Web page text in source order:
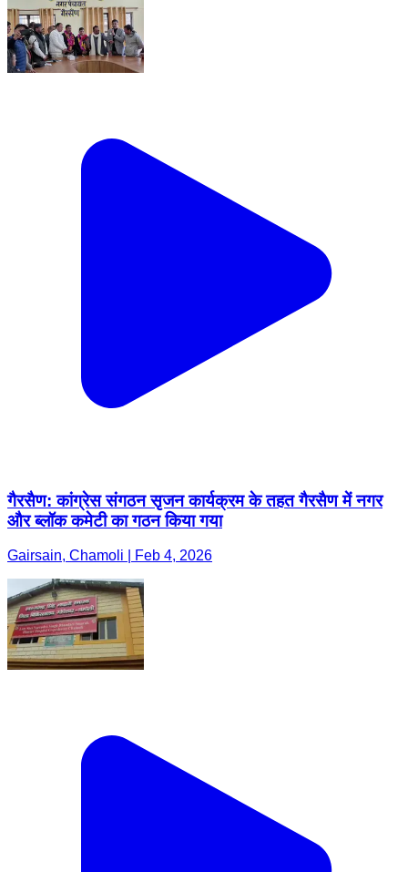
गैरसैण: कांग्रेस संगठन सृजन कार्यक्रम के तहत गैरसैण में नगर
और ब्लॉक कमेटी का गठन किया गया
Gairsain, Chamoli | Feb 4, 2026